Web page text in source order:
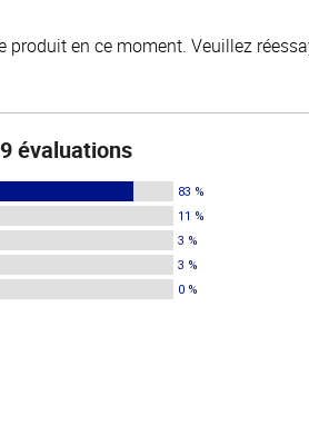
en ce moment. Veuillez
évaluations
83 %
11 %
3 %
3 %
0 %